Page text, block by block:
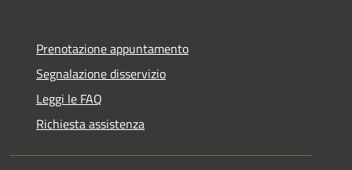
Prenotazione appuntamento
Segnalazione disservizio
Leggi le FAQ
Richiesta assistenza